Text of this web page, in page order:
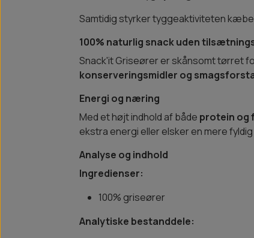
Samtidig styrker tyggeaktiviteten
100% naturlig snack uden
Snack'it Griseører er skånsomt tørret
konserveringsmidler og
Energi og næring
Med et højt indhold af både protein og
ekstra energi eller elsker en mere
Analyse og indhold
Ingredienser:
100% griseører
Analytiske bestanddele: